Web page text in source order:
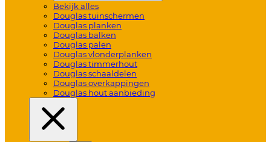
Bekijk alles
Douglas tuinschermen
Douglas planken
Douglas balken
Douglas palen
Douglas vlonderplanken
Douglas timmerhout
Douglas schaaldelen
Douglas overkappingen
Douglas hout aanbieding